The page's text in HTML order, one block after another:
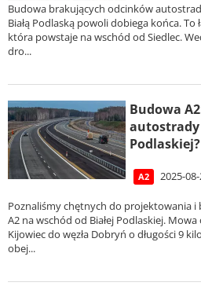
Budowa brakujących odcinków
Białą Podlaską powoli dobiega końca.
która powstaje na wschód od Siedlec.
dro...
Budowa
autostrady
Podlaskiej?
A2 2025-
Poznaliśmy chętnych do projektowania
A2 na wschód od Białej Podlaskiej.
Kijowiec do węzła Dobryń o długości 9
obej...